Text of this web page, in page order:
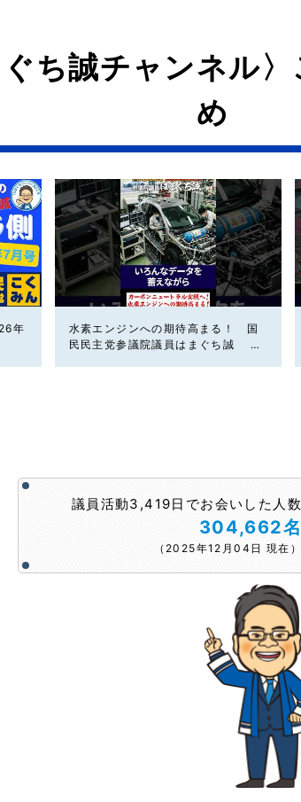
ぐち誠チャンネル
め
年
水素エンジンへの期待高まる！ 国
民民主党参議院議員はまぐち誠 #
議員活動3,419日でお会いした人数
304,662名
（2025年12月04日 現在）